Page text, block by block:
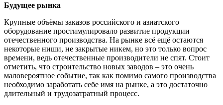
Будущее рынка
Крупные объёмы заказов российского и азиатского
оборудование простимулировало развитие продукции
отечественного производства. На рынке всё ещё остаются
некоторые ниши, не закрытые никем, но это только вопрос
времени, ведь отечественные производители не спят. Стоит
отметить, что строительство новых заводов – это очень
маловероятное событие, так как помимо самого производства
необходимо заработать себе имя на рынке, а это достаточно
длительный и трудозатратный процесс.